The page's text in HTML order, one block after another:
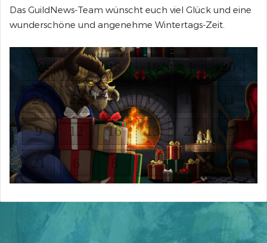
Das GuildNews-Team wünscht euch viel Glück und eine
wunderschöne und angenehme Wintertags-Zeit.
1
2
3 4
5
6 7
8
9 12 13
14
15
16
17
18
19
20
21
22
23
24